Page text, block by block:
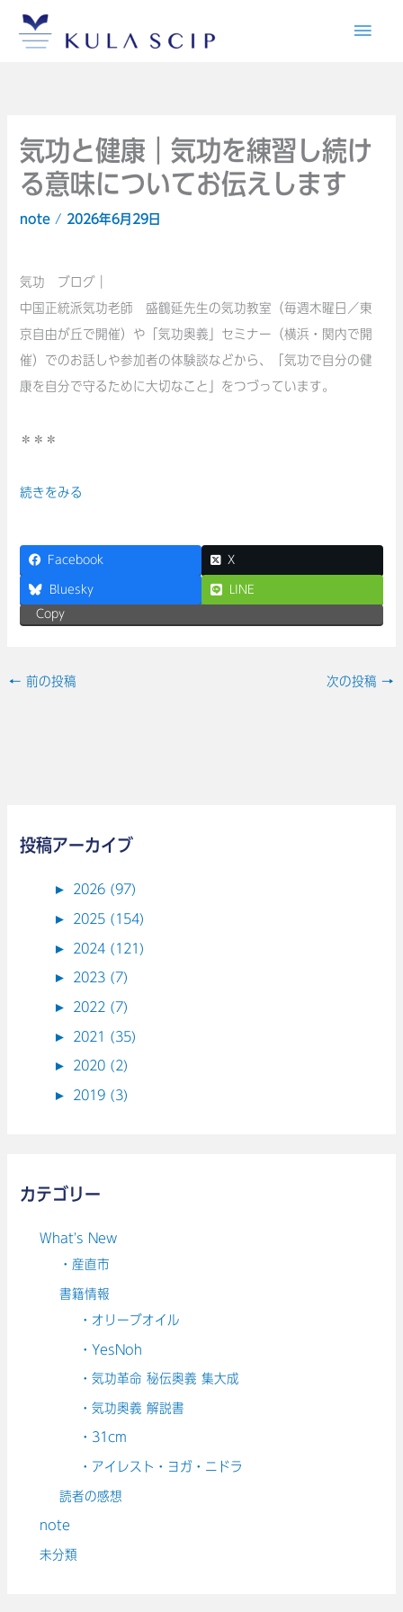
メ
メ
気功と健康｜気功を練習し続け
る意味についてお伝えします
note / 2026年6月29日
気功 ブログ｜
中国正統派気功老師 盛鶴延先生の気功教室（毎週木曜日／東
京自由が丘で開催）や「気功奥義」セミナー（横浜・関内で開
催）でのお話しや参加者の体験談などから、「気功で自分の健
康を自分で守るために大切なこと」をつづっています。
＊＊＊
続きをみる
Facebook X
Bluesky
LINE
Copy
← 前の投稿 次の投稿→
投稿アーカイブ
► 2026 (97)
► 2025 (154)
► 2024 (121)
► 2023 (7)
► 2022 (7)
► 2021 (35)
► 2020 (2)
► 2019 (3)
カテゴリー
What's New
・産直市
書籍情報
・オリーブオイル
・YesNoh
・気功革命 秘伝奥義 集大成
・気功奥義 解説書
・31cm
・アイレスト・ヨガ・ニドラ
読者の感想
note
未分類